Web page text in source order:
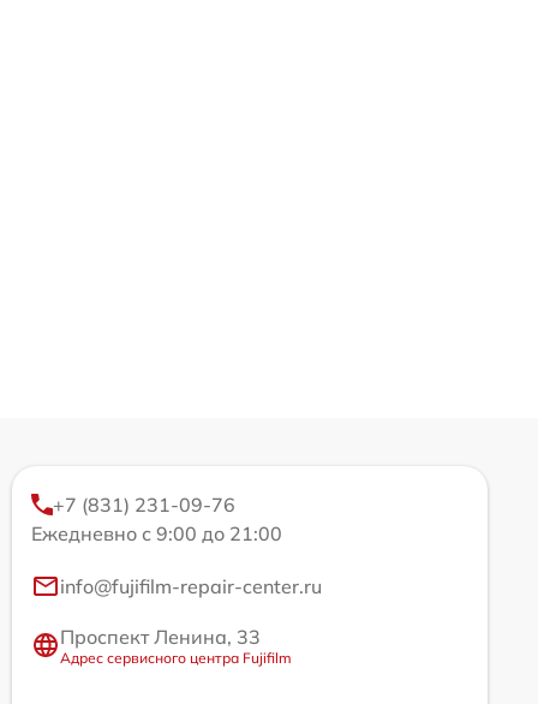
+7 (831) 231-09-76
Ежедневно с 9:00 до 21:00
info@fujifilm-repair-center.ru
Проспект Ленина, 33
Адрес сервисного центра Fujifilm